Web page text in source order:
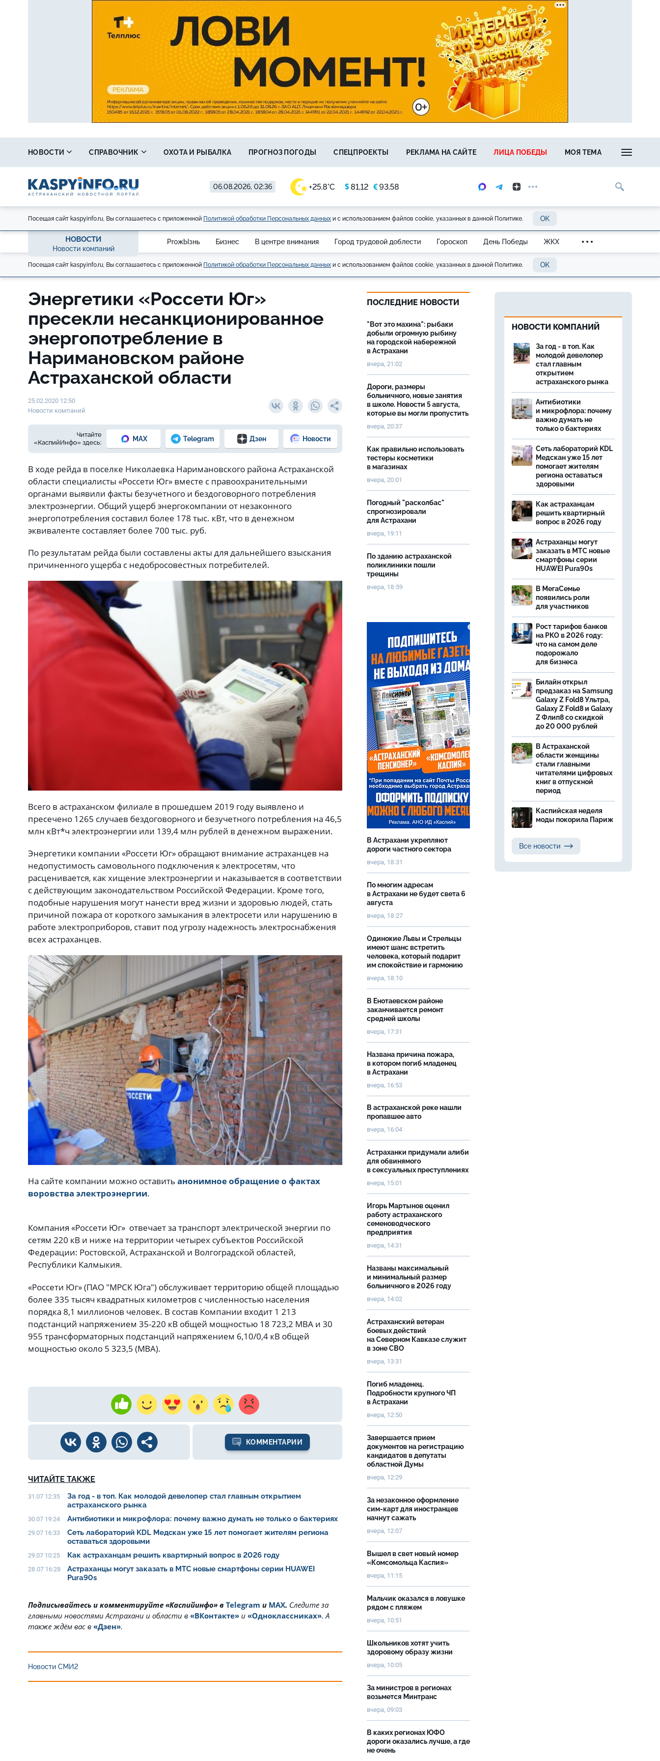
06.08.2026, 02:36 +25.8°C $81,12 €93,58
НОВОСТИ СПРАВОЧНИК ОХОТА И РЫБАЛКА ПРОГНОЗ ПОГОДЫ СПЕЦПРОЕКТЫ РЕКЛАМА НА САЙТЕ ЛИЦА ПОБЕДЫ МОЯ ТЕМА
Посещая сайт kaspyinfo.ru, Вы соглашаетесь с приложенной Политикой обработки Персональных данных и с использованием файлов cookie, указанных в данной Политике. OK
НОВОСТИ
Новости компаний
ProжЫзнь Бизнес В центре внимания Город трудовой доблести Гороскоп День Победы ЖКХ
Посещая сайт kaspyinfo.ru, Вы соглашаетесь с приложенной Политикой обработки Персональных данных и с использованием файлов cookie, указанных в данной Политике. OK
Энергетики «Россети Юг»
пресекли несанкционированное
энергопотребление в
Наримановском районе
Астраханской области
25.02.2020 12:50
Новости компаний
Читайте
«КаспийИнфо» здесь:
MAX Telegram Дзен Новости
В ходе рейда в поселке Николаевка Наримановского района Астраханской
области специалисты «Россети Юг» вместе с правоохранительными
органами выявили факты безучетного и бездоговорного потребления
электроэнергии. Общий ущерб энергокомпании от незаконного
энергопотребления составил более 178 тыс. кВт, что в денежном
эквиваленте составляет более 700 тыс. руб.
По результатам рейда были составлены акты для дальнейшего взыскания
причиненного ущерба с недобросовестных потребителей.
Всего в астраханском филиале в прошедшем 2019 году выявлено и
пресечено 1265 случаев бездоговорного и безучетного потребления на 46,5
млн кВт*ч электроэнергии или 139,4 млн рублей в денежном выражении.
Энергетики компании «Россети Юг» обращают внимание астраханцев на
недопустимость самовольного подключения к электросетям, что
расценивается, как хищение электроэнергии и наказывается в соответствии
с действующим законодательством Российской Федерации. Кроме того,
подобные нарушения могут нанести вред жизни и здоровью людей, стать
причиной пожара от короткого замыкания в электросети или нарушению в
работе электроприборов, ставит под угрозу надежность электроснабжения
всех астраханцев.
На сайте компании можно оставить анонимное обращение о фактах
воровства электроэнергии.
Компания «Россети Юг» отвечает за транспорт электрической энергии по
сетям 220 кВ и ниже на территории четырех субъектов Российской
Федерации: Ростовской, Астраханской и Волгоградской областей,
Республики Калмыкия.
«Россети Юг» (ПАО "МРСК Юга") обслуживает территорию общей площадью
более 335 тысяч квадратных километров с численностью населения
порядка 8,1 миллионов человек. В состав Компании входит 1 213
подстанций напряжением 35-220 кВ общей мощностью 18 723,2 МВА и 30
955 трансформаторных подстанций напряжением 6,10/0,4 кВ общей
мощностью около 5 323,5 (МВА).
КОММЕНТАРИИ
ЧИТАЙТЕ ТАКЖЕ
31.07 12:35
За год - в топ. Как молодой девелопер стал главным открытием
астраханского рынка
30.07 19:24 Антибиотики и микрофлора: почему важно думать не только о бактериях
29.07 16:33
Сеть лабораторий KDL Медскан уже 15 лет помогает жителям региона
оставаться здоровыми
29.07 10:25 Как астраханцам решить квартирный вопрос в 2026 году
28.07 16:28
Астраханцы могут заказать в МТС новые смартфоны серии HUAWEI
Pura90s
Подписывайтесь и комментируйте «Каспийинфо» в Telegram и MAX. Cледите за
главными новостями Астрахани и области в «ВКонтакте» и «Одноклассниках». А
также ждём вас в «Дзен».
Новости СМИ2
ПОСЛЕДНИЕ НОВОСТИ
"Вот это махина": рыбаки
добыли огромную рыбину
на городской набережной
в Астрахани
вчера, 21:02
Дороги, размеры
больничного, новые занятия
в школе. Новости 5 августа,
которые вы могли пропустить
вчера, 20:37
Как правильно использовать
тестеры косметики
в магазинах
вчера, 20:01
Погодный "расколбас"
спрогнозировали
для Астрахани
вчера, 19:11
По зданию астраханской
поликлиники пошли
трещины
вчера, 18:59
В Астрахани укрепляют
дороги частного сектора
вчера, 18:31
По многим адресам
в Астрахани не будет света 6
августа
вчера, 18:27
Одинокие Львы и Стрельцы
имеют шанс встретить
человека, который подарит
им спокойствие и гармонию
вчера, 18:10
В Енотаевском районе
заканчивается ремонт
средней школы
вчера, 17:31
Названа причина пожара,
в котором погиб младенец
в Астрахани
вчера, 16:53
В астраханской реке нашли
пропавшее авто
вчера, 16:04
Астраханки придумали алиби
для обвинямого
в сексуальных преступлениях
вчера, 15:01
Игорь Мартынов оценил
работу астраханского
семеноводческого
предприятия
вчера, 14:31
Названы максимальный
и минимальный размер
больничного в 2026 году
вчера, 14:02
Астраханский ветеран
боевых действий
на Северном Кавказе служит
в зоне СВО
вчера, 13:31
Погиб младенец.
Подробности крупного ЧП
в Астрахани
вчера, 12:50
Завершается прием
документов на регистрацию
кандидатов в депутаты
областной Думы
вчера, 12:29
За незаконное оформление
сим-карт для иностранцев
начнут сажать
вчера, 12:07
Вышел в свет новый номер
«Комсомольца Каспия»
вчера, 11:15
Мальчик оказался в ловушке
рядом с пляжем
вчера, 10:51
Школьников хотят учить
здоровому образу жизни
вчера, 10:05
За министров в регионах
возьмется Минтранс
вчера, 09:03
В каких регионах ЮФО
дороги оказались лучше, а где
не очень
НОВОСТИ КОМПАНИЙ
За год - в топ. Как
молодой девелопер
стал главным
открытием
астраханского рынка
Антибиотики
и микрофлора: почему
важно думать не
только о бактериях
Сеть лабораторий KDL
Медскан уже 15 лет
помогает жителям
региона оставаться
здоровыми
Как астраханцам
решить квартирный
вопрос в 2026 году
Астраханцы могут
заказать в МТС новые
смартфоны серии
HUAWEI Pura90s
В МегаСемье
появились роли
для участников
Рост тарифов банков
на РКО в 2026 году:
что на самом деле
подорожало
для бизнеса
Билайн открыл
предзаказ на Samsung
Galaxy Z Fold8 Ультра,
Galaxy Z Fold8 и Galaxy
Z Флип8 со скидкой
до 20 000 рублей
В Астраханской
области женщины
стали главными
читателями цифровых
книг в отпускной
период
Каспийская неделя
моды покорила Париж
Все новости